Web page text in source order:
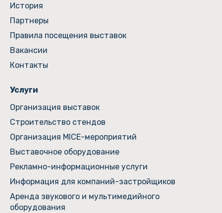
История
Партнеры
Правила посещения выставок
Вакансии
Контакты
Услуги
Организация выставок
Строительство стендов
Организация MICE-мероприятий
Выставочное оборудование
Рекламно-информационные услуги
Информация для компаний-застройщиков
Аренда звукового и мультимедийного
оборудования